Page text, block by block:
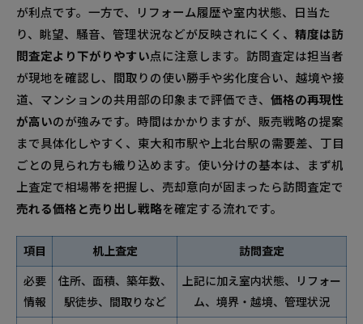
が利点です。一方で、リフォーム履歴や室内状態、日当た
り、眺望、騒音、管理状況などが反映されにくく、 精度は訪
問査定より下がりやすい点に注意します。訪問査定は担当者
が現地を確認し、間取りの使い勝手や劣化度合い、越境や接
道、マンションの共用部の印象まで評価でき、 価格の再現性
が高いのが強みです。時間はかかりますが、販売戦略の提案
まで具体化しやすく、東大和市駅や上北台駅の需要差、丁目
ごとの見られ方も織り込めます。使い分けの基本は、まず机
上査定で相場帯を把握し、売却意向が固まったら訪問査定で
売れる価格と売り出し戦略を確定する流れです。
項目 机上査定 訪問査定
必要
情報
住所、面積、築年数、
駅徒歩、間取りなど
上記に加え室内状態、リフォー
ム、境界・越境、管理状況